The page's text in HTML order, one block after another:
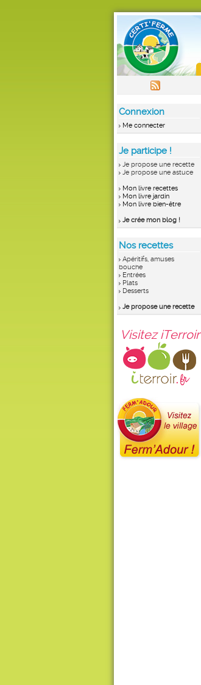
Connexion
Me connecter
Je participe !
Je propose une recette
Je propose une astuce
Mon livre recettes
Mon livre jardin
Mon livre bien-être
Je crée mon blog !
Nos recettes
Apéritifs, amuses
bouche
Entrées
Plats
Desserts
Je propose une recette
Visitez iTerroir